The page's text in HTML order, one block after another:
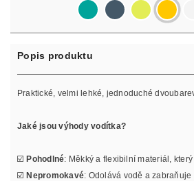
pastelgreen
petrol neonyellow
yellow
Popis produktu
Praktické, velmi lehké, jednoduché
Jaké jsou výhody vodítka?
☑️Pohodlné: Měkký a flexibilní materiál, který
☑️Nepromokavé: Odolává vodě a zabraňuje